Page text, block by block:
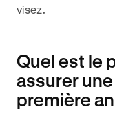
visez.
Quel est le
assurer
première